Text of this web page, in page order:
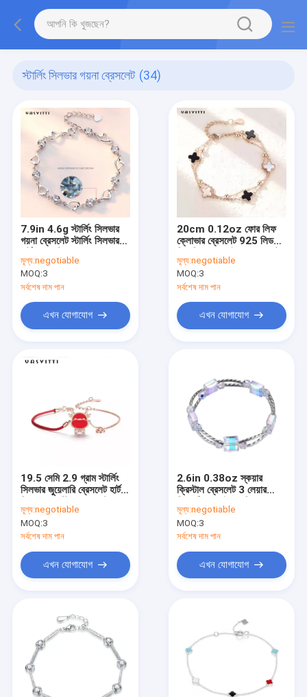
স্টার্লিং সিলভার গয়না ব্রেসলেট (34)
7.9in 4.6g স্টার্লিং সিলভার
গয়না ব্রেসলেট স্টার্লিং সিলভার
মূল্য:negotiable
MOQ:3
সর্বশেষ দাম পান
এখন যোগাযোগ
20cm 0.12oz ফোর লিফ
ক্লোভার ব্রেসলেট 925 লিড
মূল্য:negotiable
MOQ:3
সর্বশেষ দাম পান
এখন যোগাযোগ
19.5 সেমি 2.9 গ্রাম স্টার্লিং
সিলভার জুয়েলারি ব্রেসলেট হার্ট
ওডিএম
মূল্য:negotiable
MOQ:3
সর্বশেষ দাম পান
এখন যোগাযোগ
2.6in 0.38oz স্কয়ার
ক্রিস্টাল ব্রেসলেট 3 লেয়ার
ব্রেসলেট
মূল্য:negotiable
MOQ:3
সর্বশেষ দাম পান
এখন যোগাযোগ